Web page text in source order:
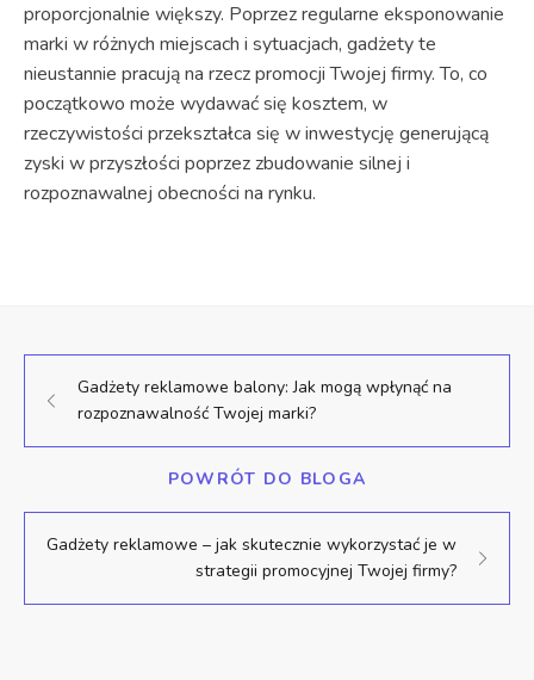
proporcjonalnie większy. Poprzez regularne eksponowanie
marki w różnych miejscach i sytuacjach, gadżety te
nieustannie pracują na rzecz promocji Twojej firmy. To, co
początkowo może wydawać się kosztem, w
rzeczywistości przekształca się w inwestycję generującą
zyski w przyszłości poprzez zbudowanie silnej i
rozpoznawalnej obecności na rynku.
Gadżety reklamowe balony: Jak mogą wpłynąć na
rozpoznawalność Twojej marki?
POWRÓT DO BLOGA
Gadżety reklamowe – jak skutecznie wykorzystać je w
strategii promocyjnej Twojej firmy?